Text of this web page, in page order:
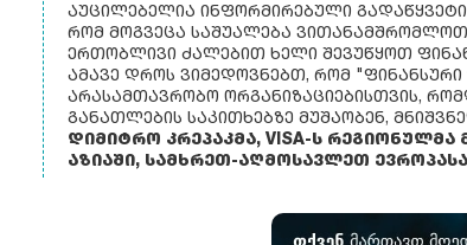
ᲐᲣᲪᲘᲚᲔᲑᲔᲚᲘᲐ ᲘᲜᲤᲝᲠᲛᲘᲠᲔᲑᲣᲚᲘ
ᲠᲝᲛ ᲛᲝᲒᲕᲔᲪᲐ ᲡᲐᲨᲣᲐᲚᲔᲑᲐ
ᲔᲠᲗᲝᲑᲚᲘᲕᲘ ᲫᲐᲚᲔᲑᲘᲗ ᲮᲔᲚᲘ ᲨᲔᲕᲣᲬᲧᲝᲗ
ᲐᲛᲐᲕᲔ ᲓᲠᲝᲡ ᲕᲘᲛᲔᲓᲝᲕᲜᲔᲑᲗ, ᲠᲝᲛ
ᲐᲠᲐᲡᲐᲛᲗᲐᲕᲠᲝᲑᲝ ᲝᲠᲒᲐᲜᲘᲖᲐᲪᲘᲔᲑᲘᲡᲗᲕᲘᲡ,
ᲒᲐᲜᲐᲗᲚᲔᲑᲘᲡ ᲡᲐᲙᲘᲗᲮᲔᲑᲖᲔ ᲛᲣᲨᲐᲝᲑᲔᲜ,
ᲓᲘᲛᲘᲢᲠᲝ ᲙᲠᲔᲞᲐᲙᲛᲐ, VISA-Ს ᲠᲔᲒᲘᲝᲜᲣᲚᲛᲐ
ᲐᲖᲘᲐᲨᲘ, ᲡᲐᲛᲮᲠᲔᲗ-ᲐᲦᲛᲝᲡᲐᲕᲚᲔᲗ